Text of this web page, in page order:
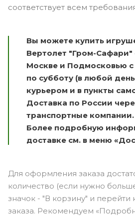
соответствует всем
Вы можете купить
Вертолет "Гром-Сафари"
Москве и Подмосковью
по субботу (в любой
курьером и в пункты
Доставка по России
транспортные компании.
Более подробную
доставке см. в меню
Для оформления заказа
количество (если нужно
значок - "В корзину" и
заказа. Рекомендуем